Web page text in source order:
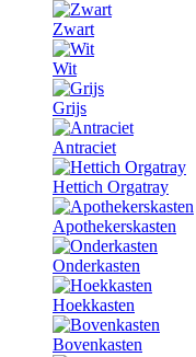
Zwart
Wit
Grijs
Antraciet
Hettich Orgatray
Apothekerskasten
Onderkasten
Hoekkasten
Bovenkasten